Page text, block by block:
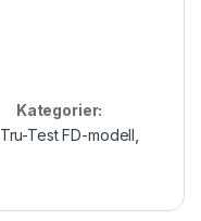
Kategorier:
Tru-Test FD-modell